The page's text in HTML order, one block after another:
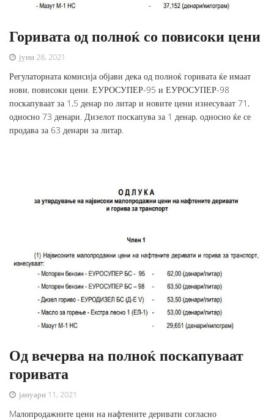
Горивата од полноќ со повисоки цени
јуни 28, 2021
Регулаторната комисија објави дека од полноќ горивата ќе имаат
нови, повисоки цени. ЕУРОСУПЕР-95 и ЕУРОСУПЕР-98
поскапуваат за 1,5 денар по литар и новите цени изнесуваат 71,
односно 73 денари. Дизелот поскапува за 1 денар, односно ќе се
продава за 63 денари за литар.
Од вечерва на полноќ поскапуваат
горивата
јануари 11, 2021
Mалопродажните цени на нафтените деривати согласно